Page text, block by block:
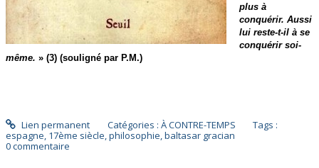
plus à
conquérir. Aussi
lui reste-t-il à se
conquérir soi-
même.» (3) (souligné par P.M.)
Lien permanent Catégories : À CONTRE-TEMPS
Tags :
espagne, 17ème siècle,philosophie,baltasar gracian
0commentaire